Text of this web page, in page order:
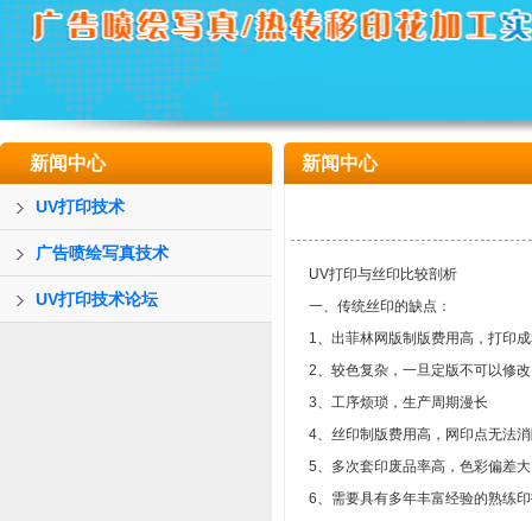
新闻中心
UV打印技术
广告喷绘写真技术
UV打印技术论坛
新闻中心
UV打印与丝印比较剖析
一、传统丝印的缺点：
1、出菲林网版制版费用高，打印
2、较色复杂，一旦定版不可以修
3、工序烦琐，生产周期漫长
4、丝印制版费用高，网印点无法
5、多次套印废品率高，色彩偏差
6、需要具有多年丰富经验的熟练